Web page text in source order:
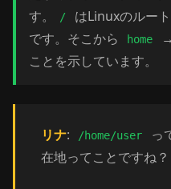
す。
/
はLinuxのルー
です。そこから
home →
ことを示しています。
リナ: /home/user
っ
在地ってことですね？